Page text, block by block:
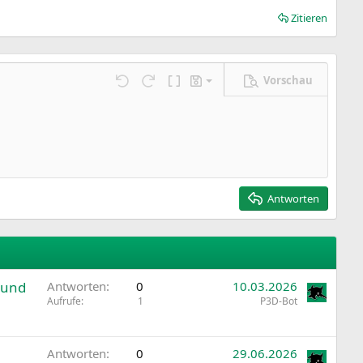
Zitieren
Rückgängig
Wiederholen
BBCode umschalten
Entwürfe
Entwurf speichern
Vorschau
Antworten
Antworten 0
Aufrufe 1
10.03.2026
P3D-Bot
Antworten 0 29.06.2026